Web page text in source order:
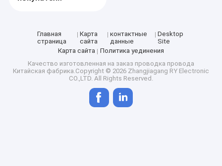
Главная
страница
Карта
сайта
контактные
данные
Desktop
Site
Карта сайта
Политика уединения
Качество изготовленная на заказ проводка провода
Китайская фабрика.Copyright © 2026 Zhangjiagang RY Electronic
CO.,LTD. All Rights Reserved.